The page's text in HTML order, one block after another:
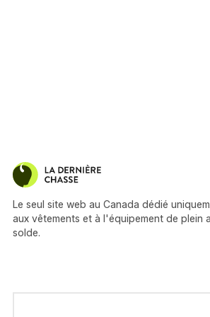
Le seul site web au Canada dédié
aux vêtements et à l'équipement de plein
solde.